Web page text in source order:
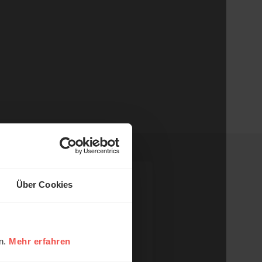
Über Cookies
Mehr erfahren